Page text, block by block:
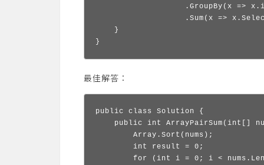
.GroupBy(x =>
.Sum(x =>
    }
}
最佳解答：
public class Solution {
public int ArrayPairSum(int[]
        Array.Sort(nums);
        int result = 0;
for (int i = 0; i <